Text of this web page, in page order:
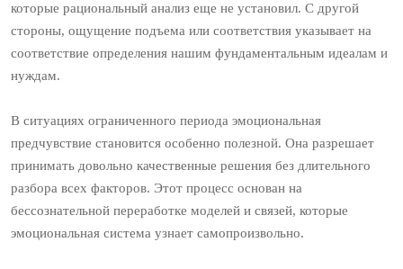
которые рациональный анализ еще не установил. С другой
стороны, ощущение подъема или соответствия указывает на
соответствие определения нашим фундаментальным идеалам и
нуждам.
В ситуациях ограниченного периода эмоциональная
предчувствие становится особенно полезной. Она разрешает
принимать довольно качественные решения без длительного
разбора всех факторов. Этот процесс основан на
бессознательной переработке моделей и связей, которые
эмоциональная система узнает самопроизвольно.